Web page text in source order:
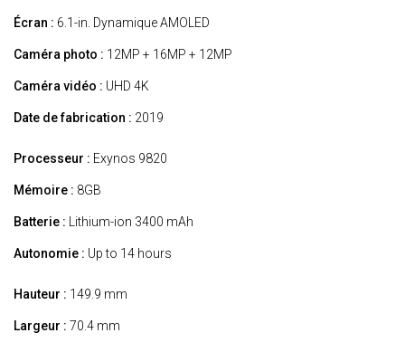
Écran : 6.1-in. Dynamique AMOLED
Caméra photo : 12MP + 16MP + 12MP
Caméra vidéo : UHD 4K
Date de fabrication : 2019
Processeur : Exynos 9820
Mémoire : 8GB
Batterie : Lithium-ion 3400 mAh
Autonomie : Up to 14 hours
Hauteur : 149.9 mm
Largeur : 70.4 mm